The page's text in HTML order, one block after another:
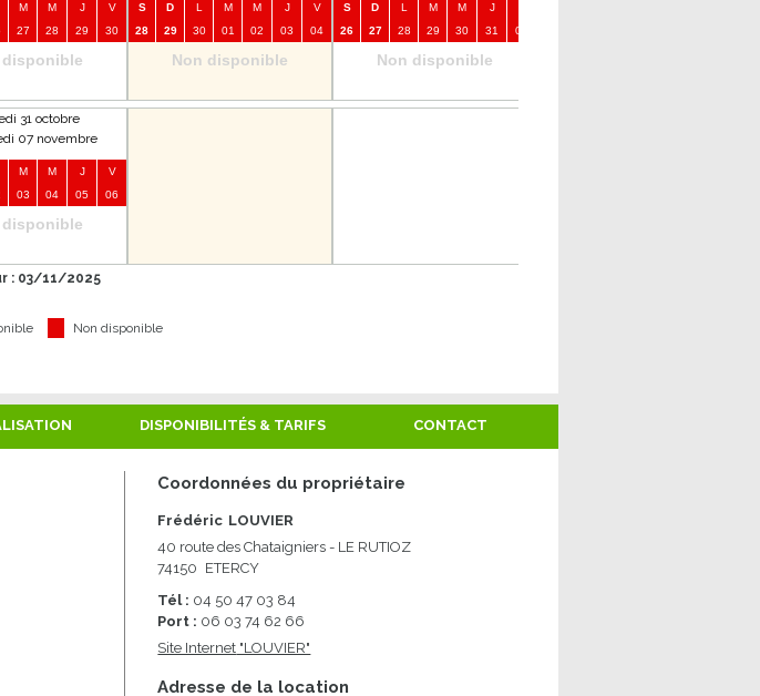
M M J
V
27 28 29 30
disponible
31 octobre
07 novembre
M M J
V
03 04 05 06
disponible
S D L M M J
V
28
29 30 01 02 03 04
Non disponible
S D L M M J
26
27 28 29 30 31 01
Non disponible
: 03/11/2025
Non disponible
DISPONIBILITÉS & TARIFS CONTACT
Coordonnées du propriétaire
Frédéric LOUVIER
40 route des Chataigniers - LE RUTIOZ
74150 ETERCY
Tél : 04 50 47 03 84
Port : 06 03 74 62 66
Site Internet "LOUVIER"
Adresse de la location